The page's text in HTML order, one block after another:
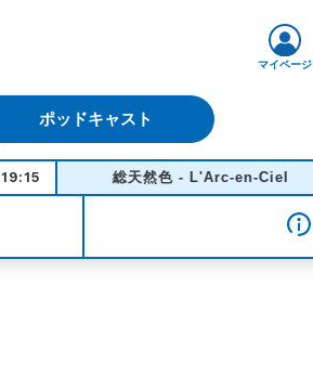
ポッドキャスト
マイページ
19:15 総天然色 - L'Arc-en-Ciel